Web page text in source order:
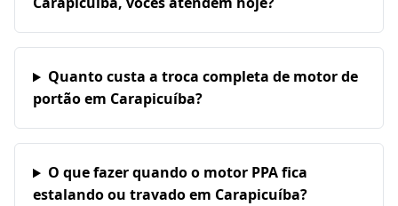
Quanto custa a troca completa de motor de
portão em Carapicuíba?
O que fazer quando o motor PPA fica
estalando ou travado em Carapicuíba?